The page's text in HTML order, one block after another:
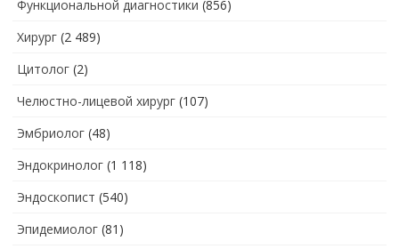
Функциональной диагностики (856)
Хирург (2 489)
Цитолог (2)
Челюстно-лицевой хирург (107)
Эмбриолог (48)
Эндокринолог (1 118)
Эндоскопист (540)
Эпидемиолог (81)